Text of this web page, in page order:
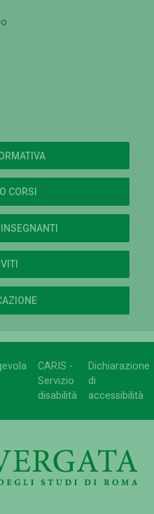
CORSI
CARIS -
Servizio
disabilità
Dichiarazione
di
accessibilità